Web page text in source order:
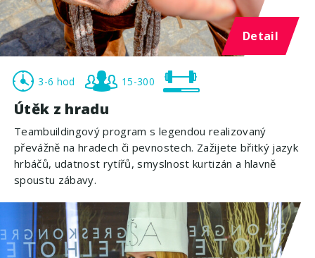
Detail
3-6 hod 15-300
Útěk z hradu
Teambuildingový program s legendou realizovaný
převážně na hradech či pevnostech. Zažijete břitký jazyk
hrbáčů, udatnost rytířů, smyslnost kurtizán a hlavně
spoustu zábavy.